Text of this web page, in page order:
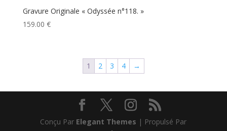
Gravure Originale « Odyssée n°118. »
159.00 €
1 2 3 4 →
Conçu Par Elegant Themes | Propulsé Par